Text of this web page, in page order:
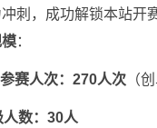
刺，成功解锁本站开
：
赛人次：270人次 （
人数：30人